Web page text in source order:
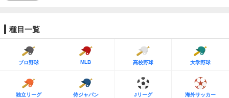
種目一覧
プロ野球 MLB 高校野球 大学野球
独立リーグ 侍ジャパン Jリーグ 海外サッカー